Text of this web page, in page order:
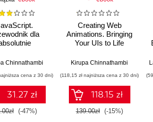
dla
Chinnathambi
cena z 30 dni)
31.27 zł
(-47%)
Creating Web
Animations. Bringing
Your UIs to Life
Kirupa Chinnathambi
(118,15 zł najniższa cena z 30 dni)
118.15 zł
139.00zł (-15%)